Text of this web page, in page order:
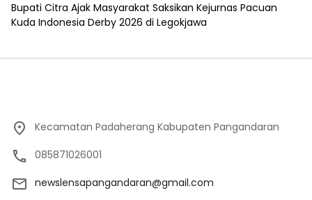
Bupati Citra Ajak Masyarakat Saksikan Kejurnas Pacuan
Kuda Indonesia Derby 2026 di Legokjawa
Kecamatan Padaherang Kabupaten Pangandaran
085871026001
newslensapangandaran@gmail.com